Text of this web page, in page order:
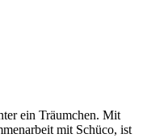
ein Träumchen. Mit
mit Schüco, ist